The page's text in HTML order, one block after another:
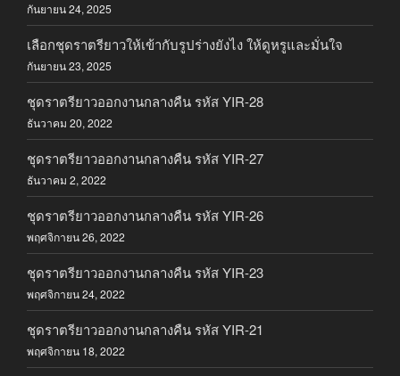
กันยายน 24, 2025
เลือกชุดราตรียาวให้เข้ากับรูปร่างยังไง ให้ดูหรูและมั่นใจ
กันยายน 23, 2025
ชุดราตรียาวออกงานกลางคืน รหัส YIR-28
ธันวาคม 20, 2022
ชุดราตรียาวออกงานกลางคืน รหัส YIR-27
ธันวาคม 2, 2022
ชุดราตรียาวออกงานกลางคืน รหัส YIR-26
พฤศจิกายน 26, 2022
ชุดราตรียาวออกงานกลางคืน รหัส YIR-23
พฤศจิกายน 24, 2022
ชุดราตรียาวออกงานกลางคืน รหัส YIR-21
พฤศจิกายน 18, 2022